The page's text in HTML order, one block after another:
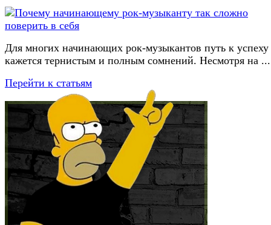
Для многих начинающих рок-музыкантов путь к успеху
кажется тернистым и полным сомнений. Несмотря на ...
Перейти к статьям